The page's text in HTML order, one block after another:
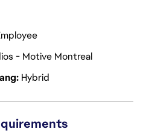
- Motive Montreal
Hybrid